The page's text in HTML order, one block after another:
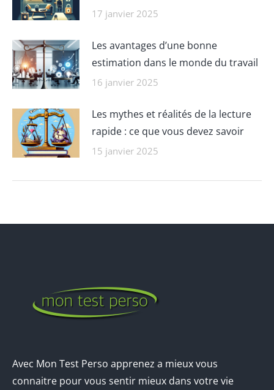
17 janvier 2025
Les avantages d’une bonne
estimation dans le monde du travail
16 janvier 2025
Les mythes et réalités de la lecture
rapide : ce que vous devez savoir
15 janvier 2025
Avec Mon Test Perso apprenez a mieux vous
connaitre pour vous sentir mieux dans votre vie